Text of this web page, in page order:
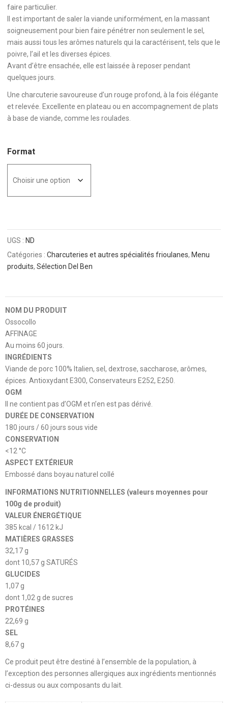
faire particulier.
Il est important de saler la viande uniformément, en la massant
soigneusement pour bien faire pénétrer non seulement le sel,
mais aussi tous les arômes naturels qui la caractérisent, tels que le
poivre, l’ail et les diverses épices.
Avant d’être ensachée, elle est laissée à reposer pendant
quelques jours.
Une charcuterie savoureuse d’un rouge profond, à la fois élégante
et relevée. Excellente en plateau ou en accompagnement de plats
à base de viande, comme les roulades.
Format
UGS : ND
Catégories :Charcuteries et autres spécialités frioulanes, Menu
produits,Sélection Del Ben
NOM DU PRODUIT
Ossocollo
AFFINAGE
Au moins 60 jours.
INGRÉDIENTS
Viande de porc 100% Italien, sel, dextrose, saccharose, arômes,
épices. Antioxydant E300, Conservateurs E252, E250.
OGM
Il ne contient pas d’OGM et n’en est pas dérivé.
DURÉE DE CONSERVATION
180 jours / 60 jours sous vide
CONSERVATION
<12 °C
ASPECT EXTÉRIEUR
Embossé dans boyau naturel collé
INFORMATIONS NUTRITIONNELLES (valeurs moyennes pour
100g de produit)
VALEUR ÉNERGÉTIQUE
385 kcal / 1612 kJ
MATIÈRES GRASSES
32,17 g
dont 10,57 g SATURÉS
GLUCIDES
1,07 g
dont 1,02 g de sucres
PROTÉINES
22,69 g
SEL
8,67 g
Ce produit peut être destiné à l’ensemble de la population, à
l’exception des personnes allergiques aux ingrédients mentionnés
ci-dessus ou aux composants du lait.